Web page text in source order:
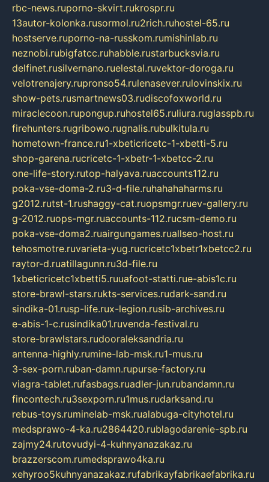
rbc-news.ruporno-skvirt.rukrospr.ru
13autor-kolonka.rusormol.ru2rich.ruhostel-65.ru
hostserve.ruporno-na-russkom.rumishinlab.ru
neznobi.rubigfatcc.ruhabble.rustarbucksvia.ru
delfinet.rusilvernano.ruelestal.ruvektor-doroga.ru
velotrenajery.rupronso54.rulenasever.rulovinskix.ru
show-pets.rusmartnews03.rudiscofoxworld.ru
miraclecoon.rupongup.ruhostel65.ruliura.ruglasspb.ru
firehunters.rugribowo.rugnalis.rubulkitula.ru
hometown-france.ru1-xbeticricetc-1-xbetti-5.ru
shop-garena.rucricetc-1-xbetr-1-xbetcc-2.ru
one-life-story.rutop-halyava.ruaccounts112.ru
poka-vse-doma-2.ru3-d-file.ruhahahaharms.ru
g2012.rutst-1.rushaggy-cat.ruopsmgr.ruev-gallery.ru
g-2012.ruops-mgr.ruaccounts-112.rucsm-demo.ru
poka-vse-doma2.ruairgungames.ruallseo-host.ru
tehosmotre.ruvarieta-yug.rucricetc1xbetr1xbetcc2.ru
raytor-d.ruatillagunn.ru3d-file.ru
1xbeticricetc1xbetti5.ruuafoot-statti.rue-abis1c.ru
store-brawl-stars.rukts-services.rudark-sand.ru
sindika-01.rusp-life.rux-legion.rusib-archives.ru
e-abis-1-c.rusindika01.ruvenda-festival.ru
store-brawlstars.rudooraleksandria.ru
antenna-highly.rumine-lab-msk.ru1-mus.ru
3-sex-porn.ruban-damn.rupurse-factory.ru
viagra-tablet.rufasbags.ruadler-jun.rubandamn.ru
fincontech.ru3sexporn.ru1mus.rudarksand.ru
rebus-toys.ruminelab-msk.rualabuga-cityhotel.ru
medsprawo-4-ka.ru2864420.rublagodarenie-spb.ru
zajmy24.rutovudyi-4-kuhnyanazakaz.ru
brazzerscom.rumedsprawo4ka.ru
xehyroo5kuhnyanazakaz.rufabrikayfabrikaefabrika.ru